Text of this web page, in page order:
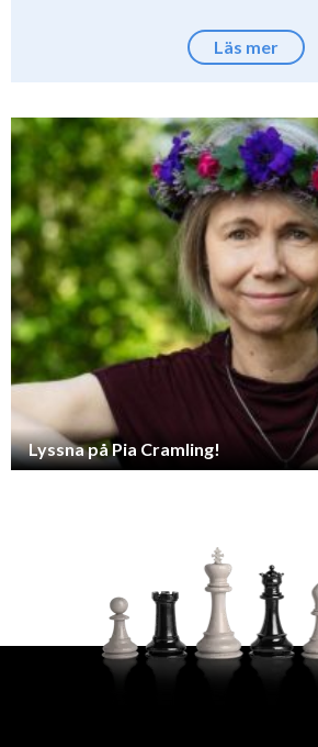
Läs mer
Lyssna på Pia Cramling!